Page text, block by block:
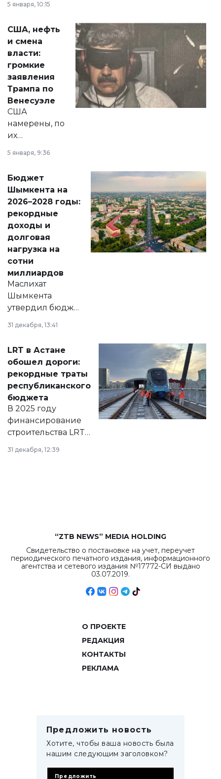
сразу несколько
актуальных тем —
от слухов о
политических
реформах до
вопросов армии,
экономики и
личного здоровья.
5 января, 10:15
США, нефть
и смена
власти:
громкие
заявления
Трампа по
Венесуэле
США
намерены, по
их
принести
народу
Венесуэлы.
5 января, 9:36
Бюджет
Шымкента на
2026–2028 годы:
рекордные
доходы и
долговая
нагрузка на
сотни
миллиардов
Маслихат
Шымкента
утвердил бюджет
города на 2026–
2028 годы.
документ
появился в базе
нормативных
правовых актов и
на сайте маслихат
города.
31 декабря, 13:41
LRT в Астане
обошел дороги:
рекордные траты
республиканского
бюджета
В 2025 году
финансирование
строительства LRT
в Астане из
республиканского
31 декабря, 12:39
“ZTB NEWS” MEDIA HOLDING
Свидетельство о постановке на учет, переучет
периодического печатного издания, информационного
агентства и сетевого издания №17772-СИ выдано
03.07.2019.
О ПРОЕКТЕ
РЕДАКЦИЯ
КОНТАКТЫ
РЕКЛАМА
Предложить новость
Хотите, чтобы ваша новость была
нашим следующим заголовком?
Предложить